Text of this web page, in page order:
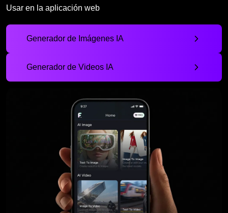
Usar en la aplicación web
Generador de Imágenes IA
Generador de Videos IA